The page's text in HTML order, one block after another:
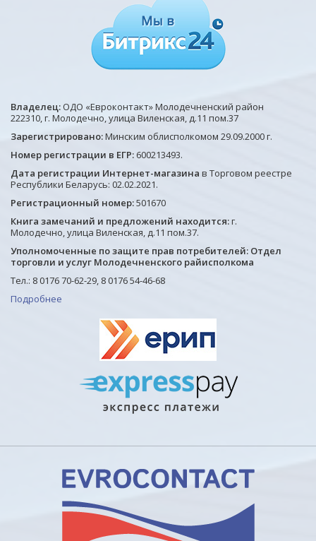
Владелец: ОДО «Евроконтакт» Молодечненский район
222310, г. Молодечно, улица Виленская, д.11 пом.37
Зарегистрировано:Минским облисполкомом 29.09.2000 г.
Номер регистрации в ЕГР: 600213493.
Дата регистрации Интернет-магазина в Торговом реестре
Республики Беларусь: 02.02.2021.
Регистрационный номер:501670
Книга замечаний и предложений находится:г.
Молодечно, улица Виленская, д.11 пом.37.
Уполномоченные по защите прав потребителей: Отдел
торговли и услуг Молодечненского райисполкома
Тел.: 8 0176 70-62-29, 8 0176 54-46-68
Подробнее